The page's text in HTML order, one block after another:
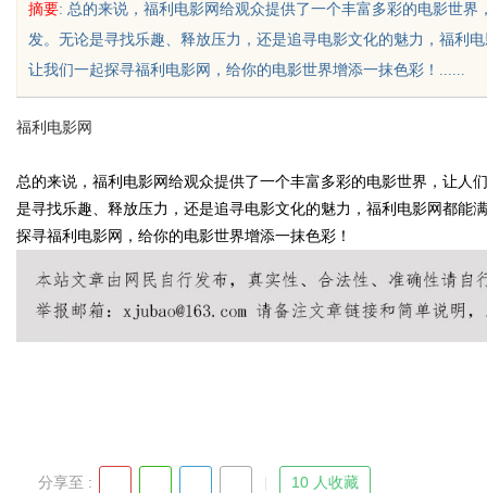
sc
摘要: 总的来说，福利电影网给观众提供了一个丰富多彩的电影世
发。无论是寻找乐趣、释放压力，还是追寻电影文化的魅力，福利
让我们一起探寻福利电影网，给你的电影世界增添一抹色彩！......
福利电影网
总的来说，福利电影网给观众提供了一个丰富多彩的电影世界，让人
是寻找乐趣、释放压力，还是追寻电影文化的魅力，福利电影网都能
探寻福利电影网，给你的电影世界增添一抹色彩！
分享至 : 10 人收藏
观影体验的未来娱乐 3d激光内雕机：精密雕刻与创新